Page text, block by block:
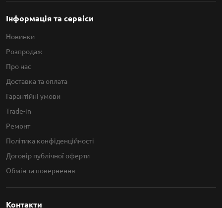
Інформація та сервіси
Новинки
Розпродаж
Про нас
Доставка та оплата
Гарантійні умови
Trade-in
Ремонт
Політика конфіденційності
Договір публічної оферти
Обмін та повернення
Контакти